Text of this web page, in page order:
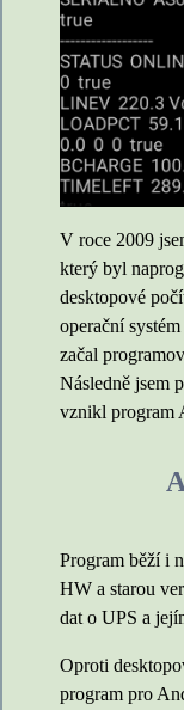
V roce 2009
který byl
desktopové
operační
začal
Následně jsem
vznikl program
Program běží i
HW a starou
dat o UPS a
Oproti
program pro